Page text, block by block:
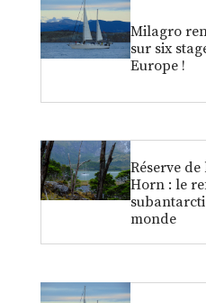
Milagro
sur six
Europe !
Réserve
Horn : le
monde